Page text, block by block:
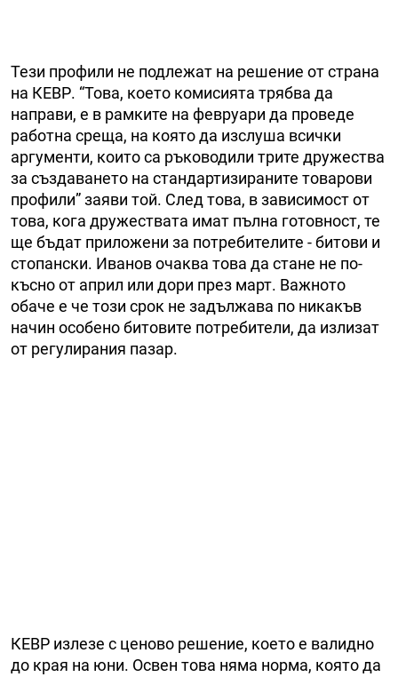
Тези профили не подлежат на решение от страна
на КЕВР. “Това, което комисията трябва да
направи, е в рамките на февруари да проведе
работна среща, на която да изслуша всички
аргументи, които са ръководили трите дружества
за създаването на стандартизираните товарови
профили” заяви той. След това, в зависимост от
това, кога дружествата имат пълна готовност, те
ще бъдат приложени за потребителите - битови и
стопански. Иванов очаква това да стане не по-
късно от април или дори през март. Важното
обаче е че този срок не задължава по никакъв
начин особено битовите потребители, да излизат
от регулирания пазар.
КЕВР излезе с ценово решение, което е валидно
до края на юни. Освен това няма норма, която да